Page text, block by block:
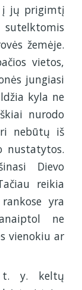
į jų prigimtį
žemėje.
vietos,
jungiasi
kyla ne
nurodo
nebūtų iš
nustatytos.
Dievo
reikia
yra
ne
vienokiu ar
t. y. keltų